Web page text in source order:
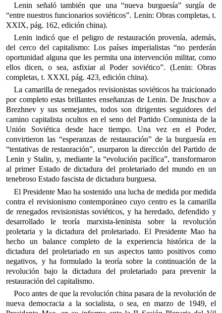
Lenin señaló también que una “nueva burguesía” surgía de
“entre nuestros funcionarios soviéticos”. Lenin: Obras completas, t.
XXIX, pág. 162, edición china).
Lenin indicó que el peligro de restauración provenía, además,
del cerco del capitalismo: Los países imperialistas “no perderán
oportunidad alguna que les permita una intervención militar, como
ellos dicen, o sea, asfixiar al Poder soviético”. (Lenin: Obras
completas, t. XXXI, pág. 423, edición china).
La camarilla de renegados revisionistas soviéticos ha traicionado
por completo estas brillantes enseñanzas de Lenin. De Jruschov a
Brezhnev y sus semejantes, todos son dirigentes seguidores del
camino capitalista ocultos en el seno del Partido Comunista de la
Unión Soviética desde hace tiempo. Una vez en el Poder,
convirtieron las “esperanzas de restauración” de la burguesía en
“tentativas de restauración”, usurparon la dirección del Partido de
Lenin y Stalin, y, mediante la “evolución pacífica”, transformaron
al primer Estado de dictadura del proletariado del mundo en un
tenebroso Estado fascista de dictadura burguesa.
El Presidente Mao ha sostenido una lucha de medida por medida
contra el revisionismo contemporáneo cuyo centro es la camarilla
de renegados revisionistas soviéticos, y ha heredado, defendido y
desarrollado le teoría marxista-leninista sobre la revolución
proletaria y la dictadura del proletariado. El Presidente Mao ha
hecho un balance completo de la experiencia histórica de la
dictadura del proletariado en sus aspectos tanto positivos como
negativos, y ha formulado la teoría sobre la continuación de la
revolución bajo la dictadura del proletariado para prevenir la
restauración del capitalismo.
Poco antes de que la revolución china pasara de la revolución de
nueva democracia a la socialista, o sea, en marzo de 1949, el